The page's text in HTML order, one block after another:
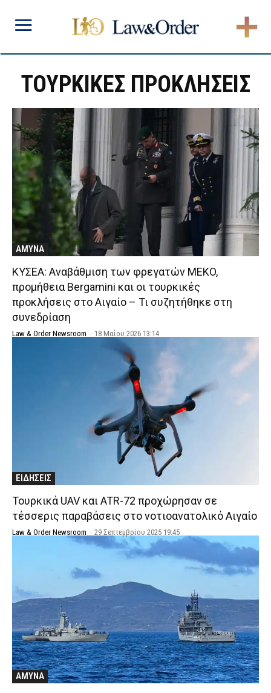
ΤΟΥΡΚΙΚΕΣ ΠΡΟΚΛΗΣΕΙΣ
ΑΜΥΝΑ
ΚΥΣΕΑ: Αναβάθμιση των φρεγατών MEKO,
προμήθεια Bergamini και οι τουρκικές
προκλήσεις στο Αιγαίο – Τι συζητήθηκε στη
συνεδρίαση
Law & Order Newsroom - 18 Μαΐου 2026 13:14
ΕΙΔΗΣΕΙΣ
Τουρκικά UAV και ATR-72 προχώρησαν σε
τέσσερις παραβάσεις στο νοτιοανατολικό Αιγαίο
Law & Order Newsroom - 29 Σεπτεμβρίου 2025 19:45
ΑΜΥΝΑ